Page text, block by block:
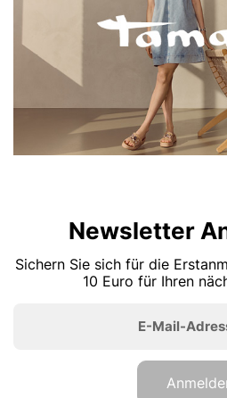
Newsletter
Sichern Sie sich für die
10 Euro für Ihren
E-Mail-